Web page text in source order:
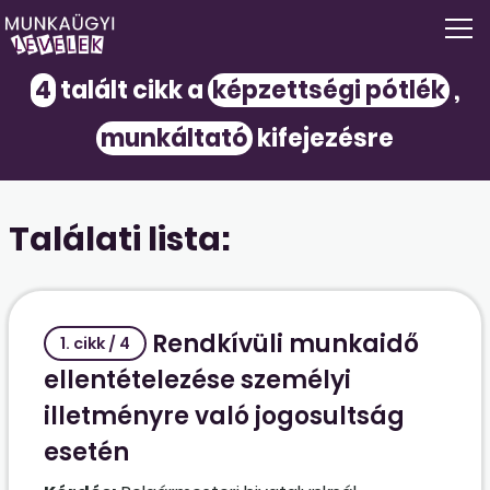
4talált cikk a képzettségi pótlék,
munkáltató kifejezésre
Találati lista:
1. cikk / 4
Rendkívüli munkaidő
ellentételezése személyi
illetményre való jogosultság
esetén